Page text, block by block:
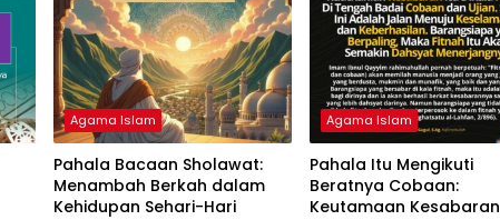
Agama Islam
Pahala Bacaan Sholawat:
Menambah Berkah dalam
Kehidupan Sehari-Hari
Agama Islam
Pahala Itu Mengikuti
Beratnya Cobaan:
Keutamaan Kesabaran